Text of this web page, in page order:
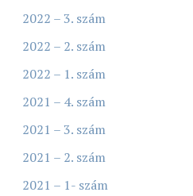
2022 – 3. szám
2022 – 2. szám
2022 – 1. szám
2021 – 4. szám
2021 – 3. szám
2021 – 2. szám
2021 – 1- szám